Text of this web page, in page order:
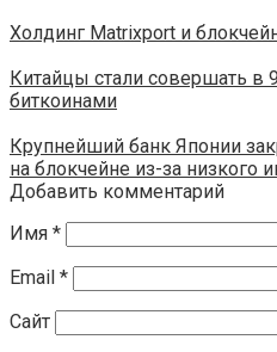
​​Холдинг Matrixport и
Китайцы стали совершать в
биткоинами
Крупнейший банк Японии
на блокчейне из-за низкого
Добавить комментарий
Имя *
Email *
Сайт